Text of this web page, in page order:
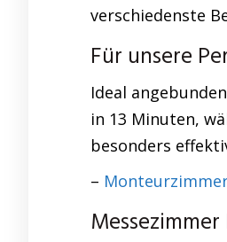
verschiedenste
Für unsere
Ideal
in 13 Minuten,
besonders
–